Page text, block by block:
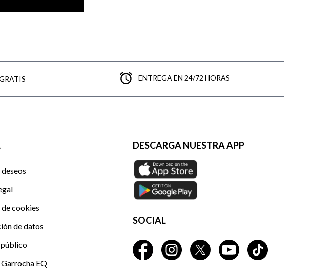
ENTREGA EN 24/72 HORAS
cookies
de datos
público
EQ
DESCARGA NUESTRA APP
SOCIAL